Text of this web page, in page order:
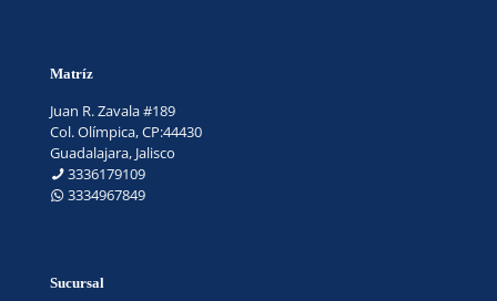
Matríz
Juan R. Zavala #189
Col. Olímpica, CP:44430
Guadalajara, Jalisco
3336179109
3334967849
Sucursal